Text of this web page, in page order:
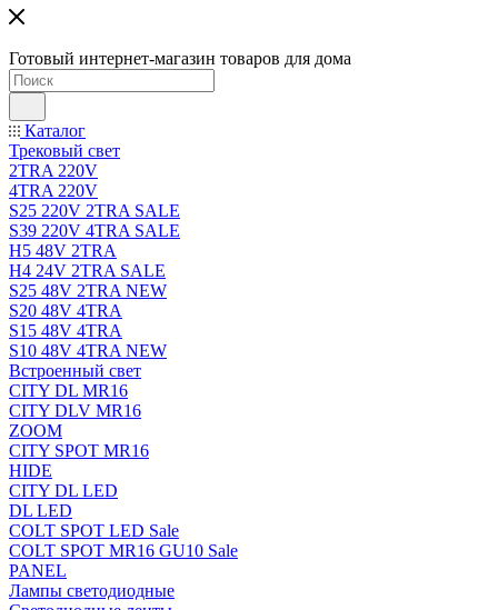
Готовый интернет-магазин товаров для дома
Каталог
Трековый свет
2TRA 220V
4TRA 220V
S25 220V 2TRA SALE
S39 220V 4TRA SALE
H5 48V 2TRA
H4 24V 2TRA SALE
S25 48V 2TRA NEW
S20 48V 4TRA
S15 48V 4TRA
S10 48V 4TRA NEW
Встроенный свет
CITY DL MR16
CITY DLV MR16
ZOOM
CITY SPOT MR16
HIDE
CITY DL LED
DL LED
COLT SPOT LED Sale
COLT SPOT MR16 GU10 Sale
PANEL
Лампы светодиодные